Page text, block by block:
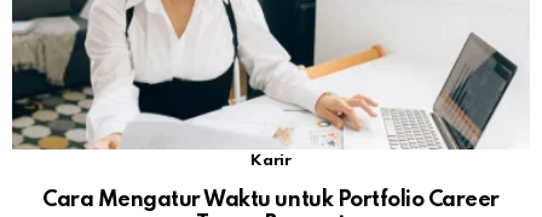
Karir
Cara Mengatur Waktu untuk Portfolio Career